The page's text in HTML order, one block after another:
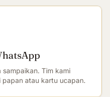
Tim kami
atau kartu ucapan.